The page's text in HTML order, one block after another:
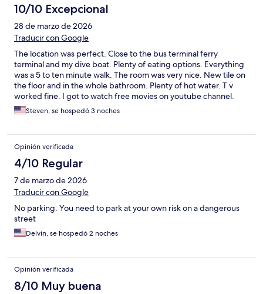
10/10 Excepcional
28 de marzo de 2026
Traducir con Google
The location was perfect. Close to the bus terminal ferry
terminal and my dive boat. Plenty of eating options. Everything
was a 5 to ten minute walk. The room was very nice. New tile on
the floor and in the whole bathroom. Plenty of hot water. T v
worked fine. I got to watch free movies on youtube channel.
The staff was very friendly and helpful. He helped me do a load
of laundry for free. There was a supermarket downstairs from
Steven, se hospedó 3 noches
Opinión verificada
4/10 Regular
7 de marzo de 2026
Traducir con Google
No parking. You need to park at your own risk on a dangerous
street
Delvin, se hospedó 2 noches
Opinión verificada
8/10 Muy buena